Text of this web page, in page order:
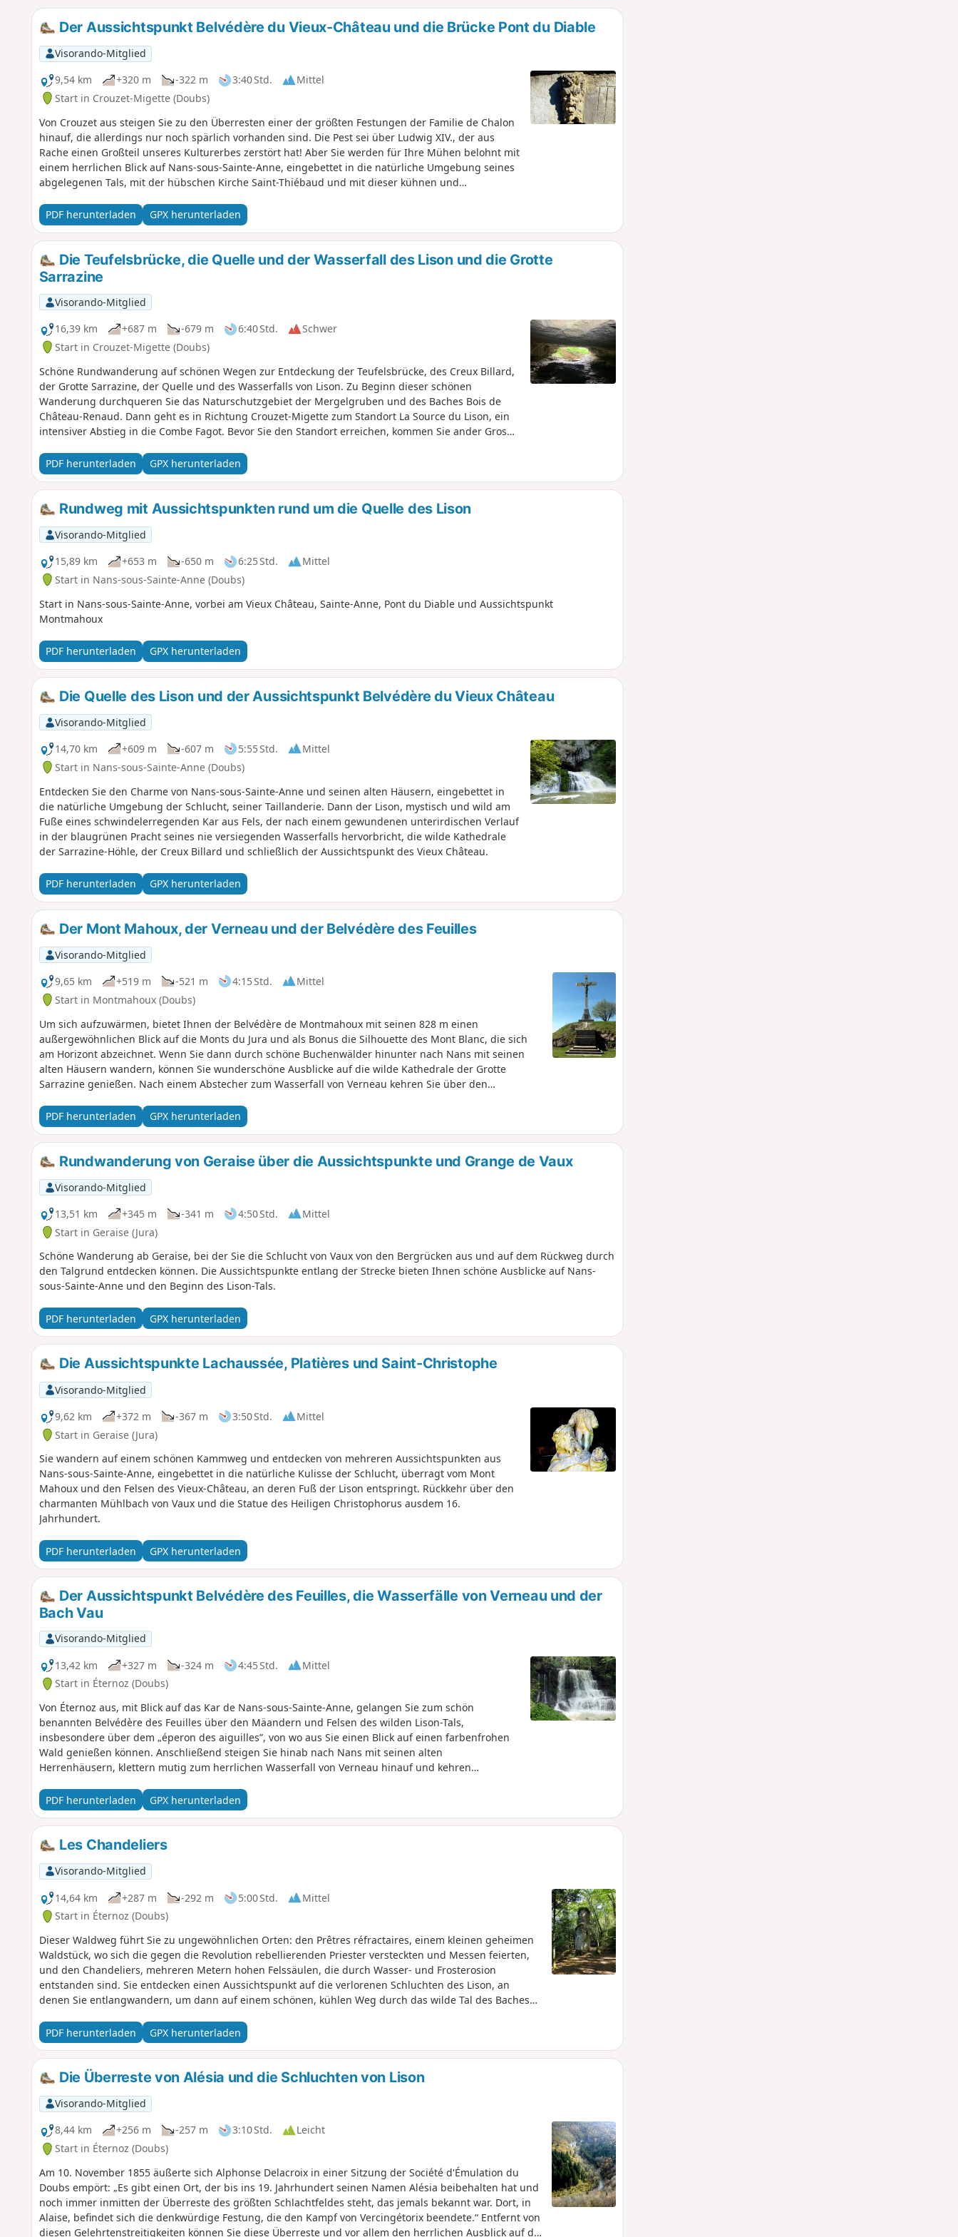
Der Aussichtspunkt Belvédère du Vieux-Château und die Brücke Pont du Diable
Visorando-Mitglied
9,54 km
+320 m -322 m 3:40 Std.
Mittel
Start in Crouzet-Migette (Doubs)
Von Crouzet aus steigen Sie zu den Überresten einer der größten Festungen der Familie de Chalon
hinauf, die allerdings nur noch spärlich vorhanden sind. Die Pest sei über Ludwig XIV., der aus
Rache einen Großteil unseres Kulturerbes zerstört hat! Aber Sie werden für Ihre Mühen belohnt mit
einem herrlichen Blick auf Nans-sous-Sainte-Anne, eingebettet in die natürliche Umgebung seines
abgelegenen Tals, mit der hübschen Kirche Saint-Thiébaud und mit dieser kühnen und
PDF herunterladen
GPX herunterladen
Die Teufelsbrücke, die Quelle und der Wasserfall des Lison und die Grotte
Sarrazine
Visorando-Mitglied
16,39 km
+687 m -679 m 6:40 Std.
Schwer
Start in Crouzet-Migette (Doubs)
Schöne Rundwanderung auf schönen Wegen zur Entdeckung der Teufelsbrücke, des Creux Billard,
der Grotte Sarrazine, der Quelle und des Wasserfalls von Lison. Zu Beginn dieser schönen
Wanderung durchqueren Sie das Naturschutzgebiet der Mergelgruben und des Baches Bois de
Château-Renaud. Dann geht es in Richtung Crouzet-Migette zum Standort La Source du Lison, ein
intensiver Abstieg in die Combe Fagot. Bevor Sie den Standort erreichen, kommen Sie ander Gros
Hin- und Rückweg zum Creux Billard (leider ist der Weg zur Quelle gesperrt), dann eine Pause am
Cascade du Lison, und ein Hin- und Rückweg zur Grotte Sarrazine (Stirnlampe erforderlich). Dann
geht es entlang des Lison zurück, ein schöner Moment der Ruhe vor einem starken Anstieg nach
Crouzet-Migette.
PDF herunterladen GPX herunterladen
Rundweg mit Aussichtspunkten rund um die Quelle des Lison
Visorando-Mitglied
15,89 km
+653 m -650 m 6:25 Std.
Mittel
Start in Nans-sous-Sainte-Anne (Doubs)
Start in Nans-sous-Sainte-Anne, vorbei am Vieux Château, Sainte-Anne, Pont du Diable und Aussichtspunkt
Montmahoux
PDF herunterladen GPX herunterladen
Die Quelle des Lison und der Aussichtspunkt Belvédère du Vieux Château
Visorando-Mitglied
14,70 km
+609 m -607 m 5:55 Std.
Mittel
Start in Nans-sous-Sainte-Anne (Doubs)
Entdecken Sie den Charme von Nans-sous-Sainte-Anne und seinen alten Häusern, eingebettet in
die natürliche Umgebung der Schlucht, seiner Taillanderie. Dann der Lison, mystisch und wild am
Fuße eines schwindelerregenden Kar aus Fels, der nach einem gewundenen unterirdischen Verlauf
in der blaugrünen Pracht seines nie versiegenden Wasserfalls hervorbricht, die wilde Kathedrale
der Sarrazine-Höhle, der Creux Billard und schließlich der Aussichtspunkt des Vieux Château.
PDF herunterladen GPX herunterladen
Der Mont Mahoux, der Verneau und der Belvédère des Feuilles
Visorando-Mitglied
9,65 km
+519 m -521 m 4:15 Std.
Mittel
Start in Montmahoux (Doubs)
Um sich aufzuwärmen, bietet Ihnen der Belvédère de Montmahoux mit seinen 828 m einen
außergewöhnlichen Blick auf die Monts du Jura und als Bonus die Silhouette des Mont Blanc, die sich
am Horizont abzeichnet. Wenn Sie dann durch schöne Buchenwälder hinunter nach Nans mit seinen
alten Häusern wandern, können Sie wunderschöne Ausblicke auf die wilde Kathedrale der Grotte
Sarrazine genießen. Nach einem Abstecher zum Wasserfall von Verneau kehren Sie über den
PDF herunterladen
GPX herunterladen
Rundwanderung von Geraise über die Aussichtspunkte und Grange de Vaux
Visorando-Mitglied
13,51 km
+345 m -341 m 4:50 Std.
Mittel
Start in Geraise (Jura)
Schöne Wanderung ab Geraise, bei der Sie die Schlucht von Vaux von den Bergrücken aus und auf dem Rückweg durch
den Talgrund entdecken können. Die Aussichtspunkte entlang der Strecke bieten Ihnen schöne Ausblicke auf Nans-
sous-Sainte-Anne und den Beginn des Lison-Tals.
PDF herunterladen GPX herunterladen
Die Aussichtspunkte Lachaussée, Platières und Saint-Christophe
Visorando-Mitglied
9,62 km
+372 m -367 m 3:50 Std.
Mittel
Start in Geraise (Jura)
Sie wandern auf einem schönen Kammweg und entdecken von mehreren Aussichtspunkten aus
Nans-sous-Sainte-Anne, eingebettet in die natürliche Kulisse der Schlucht, überragt vom Mont
Mahoux und den Felsen des Vieux-Château, an deren Fuß der Lison entspringt. Rückkehr über den
charmanten Mühl­bach von Vaux und die Statue des Heiligen Christophorus ausdem 16.
Jahrhundert.
PDF herunterladen GPX herunterladen
Der Aussichtspunkt Belvédère des Feuilles, die Wasserfälle von Verneau und der
Bach Vau
Visorando-Mitglied
13,42 km
+327 m -324 m 4:45 Std.
Mittel
Start in Éternoz (Doubs)
Von Éternoz aus, mit Blick auf das Kar de Nans-sous-Sainte-Anne, gelangen Sie zum schön
benannten Belvédère des Feuilles über den Mäandern und Felsen des wilden Lison-Tals,
insbesondere über dem „éperon des aiguilles”, von wo aus Sie einen Blick auf einen farbenfrohen
Wald genießen können. Anschließend steigen Sie hinab nach Nans mit seinen alten
Herrenhäusern, klettern mutig zum herrlichen Wasserfall von Verneau hinauf und kehren
PDF herunterladen
GPX herunterladen
Les Chandeliers
Visorando-Mitglied
14,64 km
+287 m -292 m 5:00 Std.
Mittel
Start in Éternoz (Doubs)
Dieser Waldweg führt Sie zu ungewöhnlichen Orten: den Prêtres réfractaires, einem kleinen geheimen
Waldstück, wo sich die gegen die Revolution rebellierenden Priester versteckten und Messen feierten,
und den Chandeliers, mehreren Metern hohen Felssäulen, die durch Wasser- und Frosterosion
entstanden sind. Sie entdecken einen Aussichtspunkt auf die verlorenen Schluchten des Lison, an
denen Sie entlangwandern, um dann auf einem schönen, kühlen Weg durch das wilde Tal des Baches
PDF herunterladen
GPX herunterladen
Die Überreste von Alésia und die Schluchten von Lison
Visorando-Mitglied
8,44 km
+256 m -257 m 3:10 Std.
Leicht
Start in Éternoz (Doubs)
Am 10. November 1855 äußerte sich Alphonse Delacroix in einer Sitzung der Société d'Émulation du
Doubs empört: „Es gibt einen Ort, der bis ins 19. Jahrhundert seinen Namen Alésia beibehalten hat und
noch immer inmitten der Überreste des größten Schlachtfeldes steht, das jemals bekannt war. Dort, in
Alaise, befindet sich die denkwürdige Festung, die den Kampf von Vercingétorix beendete.“ Entfernt von
diesen Gelehrtenstreitigkeiten können Sie diese Überreste und vor allem den herrlichen Ausblick auf die